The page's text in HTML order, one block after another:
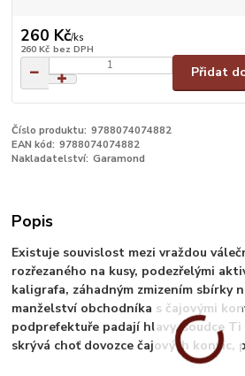
260 Kč/ks
260 Kč bez DPH
Přidat
Číslo produktu: 9788074074882
EAN kód: 9788074074882
Nakladatelství: Garamond
Popis
Existuje souvislost mezi vraždou
rozřezaného na kusy, podezřelými
kaligrafa, záhadným zmizením sbírky
manželství obchodníka s čajovými
podprefektuře padají hlavy, soudce
skrývá choť dovozce čajových konvic,